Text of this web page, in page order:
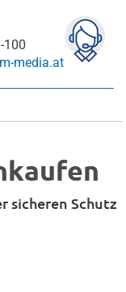
100
media.at
sicheren Schutz